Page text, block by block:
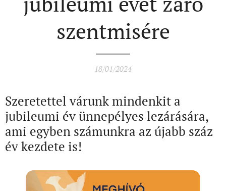
szentmisére
18/01/2024
Szeretettel várunk mindenkit a
jubileumi év ünnepélyes lezárására,
ami egyben számunkra az újabb száz
év kezdete is!